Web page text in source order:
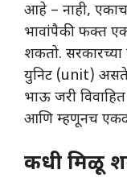
आहे – नाही, एकाच
भावांपैकी फक्त
शकतो.
युनिट (unit)
भाऊ जरी
आणि म्हणूनच
कधी मिळू